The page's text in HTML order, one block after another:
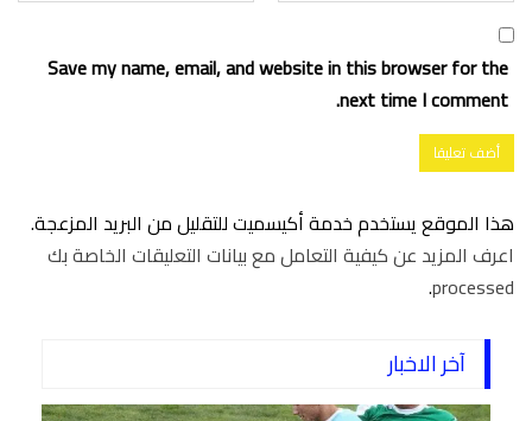
Save my name, email, and website in this browser for the
next time I comment.
هذا الموقع يستخدم خدمة أكيسميت للتقليل من البريد المزعجة.
اعرف المزيد عن كيفية التعامل مع بيانات التعليقات الخاصة بك
processed
.
آخر الاخبار